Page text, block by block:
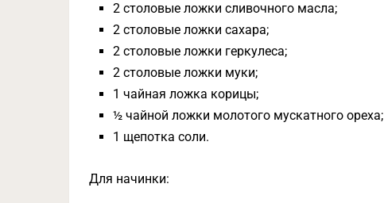
2 столовые ложки сливочного масла;
2 столовые ложки сахара;
2 столовые ложки геркулеса;
2 столовые ложки муки;
1 чайная ложка корицы;
½ чайной ложки молотого мускатного ореха;
1 щепотка соли.
Для начинки: